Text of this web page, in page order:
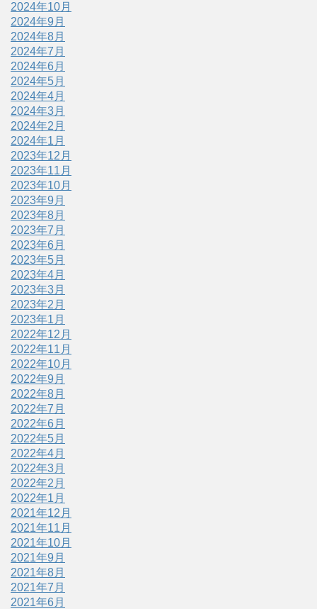
2024年10月
2024年9月
2024年8月
2024年7月
2024年6月
2024年5月
2024年4月
2024年3月
2024年2月
2024年1月
2023年12月
2023年11月
2023年10月
2023年9月
2023年8月
2023年7月
2023年6月
2023年5月
2023年4月
2023年3月
2023年2月
2023年1月
2022年12月
2022年11月
2022年10月
2022年9月
2022年8月
2022年7月
2022年6月
2022年5月
2022年4月
2022年3月
2022年2月
2022年1月
2021年12月
2021年11月
2021年10月
2021年9月
2021年8月
2021年7月
2021年6月